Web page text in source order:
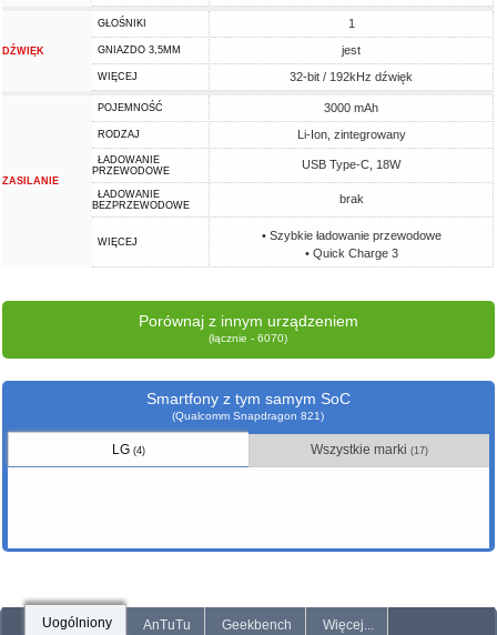
DŹWIĘK
GŁOŚNIKI 1
GNIAZDO 3,5MM jest
WIĘCEJ 32-bit / 192kHz dźwięk
ZASILANIE
POJEMNOŚĆ 3000 mAh
RODZAJ Li-Ion, zintegrowany
ŁADOWANIE
PRZEWODOWE
USB Type-C, 18W
ŁADOWANIE
BEZPRZEWODOWE
brak
WIĘCEJ
• Szybkie ładowanie przewodowe
• Quick Charge 3
Porównaj z innym urządzeniem
(łącznie - 6070)
Smartfony z tym samym SoC
(Qualcomm Snapdragon 821)
LG (4) Wszystkie marki (17)
Uogólniony AnTuTu Geekbench Więcej...